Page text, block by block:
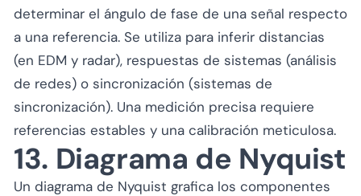
determinar el ángulo de fase de una señal respecto
a una referencia. Se utiliza para inferir distancias
(en EDM y radar), respuestas de sistemas (análisis
de redes) o sincronización (sistemas de
sincronización). Una medición precisa requiere
referencias estables y una calibración meticulosa.
13. Diagrama de Nyquist
Un diagrama de Nyquist grafica los componentes